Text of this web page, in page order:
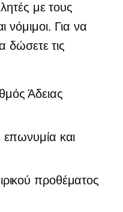
με τους
νόμιμοι. Για να
δώσετε τις
Άδειας
επωνυμία και
προθέματος